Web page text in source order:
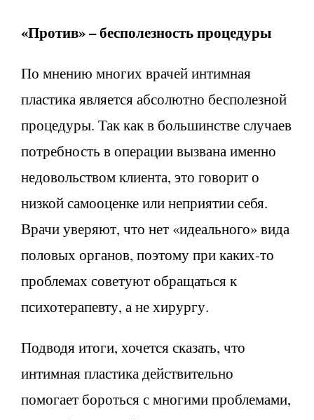
«Против» – бесполезность процедуры
По мнению многих врачей интимная
пластика является абсолютно бесполезной
процедуры. Так как в большинстве случаев
потребность в операции вызвана именно
недовольством клиента, это говорит о
низкой самооценке или неприятии себя.
Врачи уверяют, что нет «идеального» вида
половых органов, поэтому при каких-то
проблемах советуют обращаться к
психотерапевту, а не хирургу.
Подводя итоги, хочется сказать, что
интимная пластика действительно
помогает бороться с многими проблемами,